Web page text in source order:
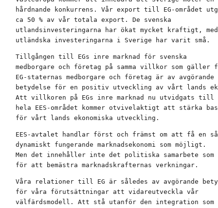
hårdnande konkurrens. Vår export till EG-området
ca 50 % av vår totala export. De svenska
utlandsinvesteringarna har ökat mycket kraftigt,
utländska investeringarna i Sverige har varit små.
Tillgången till EGs inre marknad för svenska
medborgare och företag på samma villkor som gäller
EG-staternas medborgare och företag är av avgörande
betydelse för en positiv utveckling av vårt lands
Att villkoren på EGs inre marknad nu utvidgats
hela EES-området kommer otvivelaktigt att stärka
för vårt lands ekonomiska utveckling.
EES-avtalet handlar först och främst om att få en så
dynamiskt fungerande marknadsekonomi som möjligt.
Men det innehåller inte det politiska samarbete som
för att bemästra marknadskrafternas verkningar.
Våra relationer till EG är således av avgörande
för våra förutsättningar att vidareutveckla vår
välfärdsmodell. Att stå utanför den integration som